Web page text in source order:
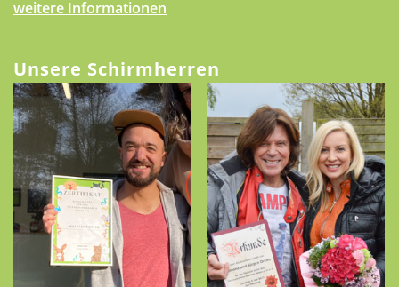
weitere Informationen
Unsere Schirmherren